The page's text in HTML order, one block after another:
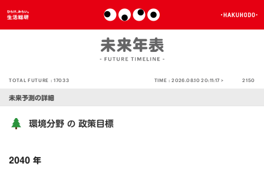
TOTAL FUTURE :17033 TIME :2026.08.10 20:11:17 > 2150
未来予測の詳細
環境分野 の 政策目標
2040 年